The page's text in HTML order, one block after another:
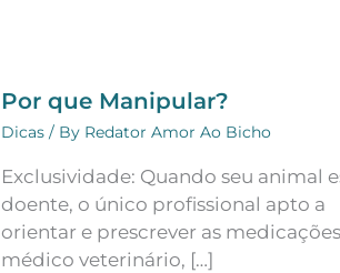
Por que Manipular?
Dicas/ By Redator Amor Ao Bicho
Exclusividade: Quando seu animal
doente, o único profissional apto a
orientar e prescrever as
médico veterinário, […]